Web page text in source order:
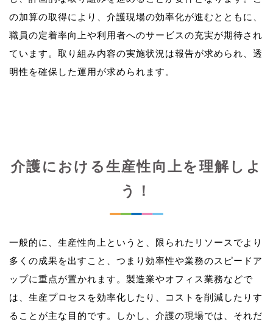
の加算の取得により、介護現場の効率化が進むとともに、
職員の定着率向上や利用者へのサービスの充実が期待され
ています。取り組み内容の実施状況は報告が求められ、透
介護における生産性向上を理解しよ
う！
一般的に、生産性向上というと、限られたリソースでより
多くの成果を出すこと、つまり効率性や業務のスピードア
ップに重点が置かれます。製造業やオフィス業務などで
は、生産プロセスを効率化したり、コストを削減したりす
ることが主な目的です。しかし、介護の現場では、それだ